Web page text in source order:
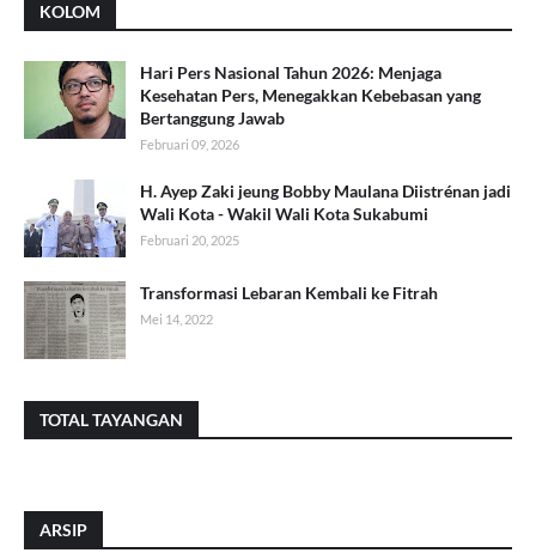
KOLOM
Hari Pers Nasional Tahun 2026: Menjaga
Kesehatan Pers, Menegakkan Kebebasan yang
Bertanggung Jawab
Februari 09, 2026
H. Ayep Zaki jeung Bobby Maulana Diistrénan jadi
Wali Kota - Wakil Wali Kota Sukabumi
Februari 20, 2025
Transformasi Lebaran Kembali ke Fitrah
Mei 14, 2022
TOTAL TAYANGAN
ARSIP